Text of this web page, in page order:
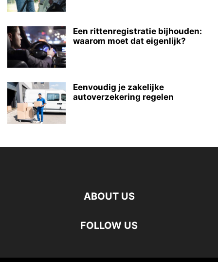
Een rittenregistratie bijhouden:
waarom moet dat eigenlijk?
Eenvoudig je zakelijke
autoverzekering regelen
ABOUT US
FOLLOW US